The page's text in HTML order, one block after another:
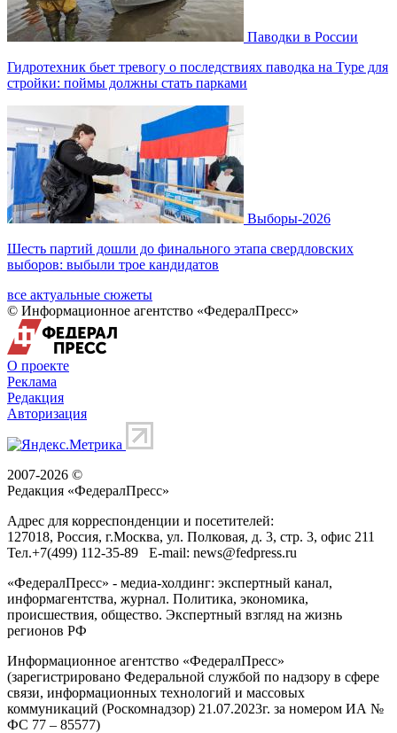
Паводки в России
Гидротехник бьет тревогу о последствиях паводка на Туре для
стройки: поймы должны стать парками
Выборы-2026
Шесть партий дошли до финального этапа свердловских
выборов: выбыли трое кандидатов
все актуальные сюжеты
© Информационное агентство «ФедералПресс»
О проекте
Реклама
Редакция
Авторизация
2007-2026 ©
Редакция «ФедералПресс»
Адрес для корреспонденции и посетителей:
127018, Россия, г.Москва, ул. Полковая, д. 3, стр. 3, офис 211
Тел.+7(499) 112-35-89 E-mail: news@fedpress.ru
«ФедералПресс» - медиа-холдинг: экспертный канал,
информагентства, журнал. Политика, экономика,
происшествия, общество. Экспертный взгляд на жизнь
регионов РФ
Информационное агентство «ФедералПресс»
(зарегистрировано Федеральной службой по надзору в сфере
связи, информационных технологий и массовых
коммуникаций (Роскомнадзор) 21.07.2023г. за номером ИА №
ФС 77 – 85577)